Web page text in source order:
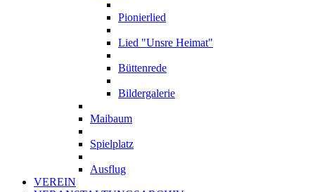
Pionierlied
Lied "Unsre Heimat"
Büttenrede
Bildergalerie
Maibaum
Spielplatz
Ausflug
VEREIN